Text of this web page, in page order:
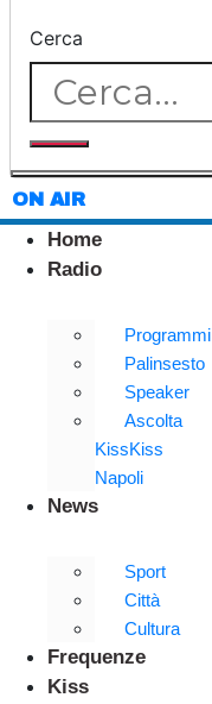
Cerca
ON AIR
Home
Radio
Programmi
Palinsesto
Speaker
Ascolta
KissKiss
Napoli
News
Sport
Città
Cultura
Frequenze
Kiss